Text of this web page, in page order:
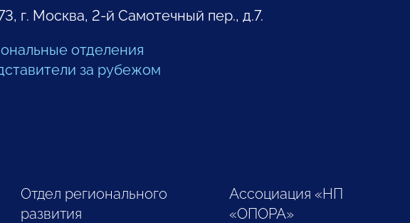
г. Москва, 2-й Самотечный пер., д.7.
отделения
за рубежом
Отдел регионального
развития
Ассоциация «НП
«ОПОРА»